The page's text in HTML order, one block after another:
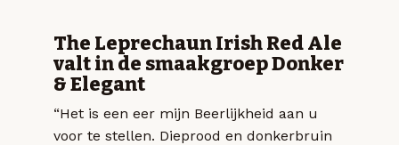
The Leprechaun Irish Red Ale
valt in de smaakgroep Donker
& Elegant
“Het is een eer mijn Beerlijkheid aan u
voor te stellen. Dieprood en donkerbruin